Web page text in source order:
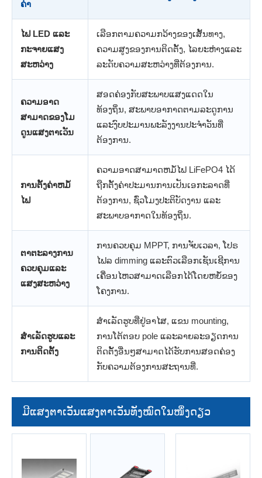
ຄ່າ
ໄຟ LED ແລະ
ກະຈາຍແສງ
ສະຫວ່າງ
ເລືອກຕາມຄວາມກວ້າງຂອງເສັ້ນທາງ,
ຄວາມສູງຂອງການຕິດຕັ້ງ, ໄລຍະຫ່າງແລະ
ລະດັບຄວາມສະຫວ່າງທີ່ຕ້ອງການ.
ຄວາມອາດ
ສາມາດຂອງໂມ
ດູນແສງຕາເວັນ
ສອດຄ່ອງກັບສະພາບແສງແດດໃນ
ທ້ອງຖິ່ນ, ສະພາບອາກາດຕາມລະດູການ
ແລະງົບປະມານພະລັງງານປະຈໍາວັນທີ່
ຕ້ອງການ.
ການຕັ້ງຄ່າຫມໍ້
ໄຟ
ຄວາມອາດສາມາດຫມໍ້ໄຟ LiFePO4 ໄດ້
ຖືກຕັ້ງຄ່າປະມານການເປັນເອກະລາດທີ່
ຕ້ອງການ, ຊົ່ວໂມງປະຕິບັດງານ ແລະ
ສະພາບອາກາດໃນທ້ອງຖິ່ນ.
ຕາຕະລາງການ
ຄວບຄຸມແລະ
ແສງສະຫວ່າງ
ການຄວບຄຸມ MPPT, ການຈັບເວລາ, ໂປຣ
ໄຟລ dimming ແລະຕົວເລືອກເຊັນເຊີການ
ເຄື່ອນໄຫວສາມາດເລືອກໄດ້ໂດຍຫຍໍ້ຂອງ
ໂຄງການ.
ສໍາເລັດຮູບແລະ
ການຕິດຕັ້ງ
ສໍາເລັດຮູບທີ່ຢູ່ອາໄສ, ແຂນ mounting,
ການໂຕ້ຕອບ pole ແລະລາຍລະອຽດການ
ຕິດຕັ້ງອື່ນໆສາມາດໄດ້ຮັບການສອດຄ່ອງ
ກັບຄວາມຕ້ອງການສະຖານທີ່.
ມີແສງຕາເວັນແສງຕາເວັນທັງໝົດໃນໜຶ່ງດຽວ